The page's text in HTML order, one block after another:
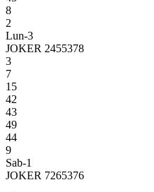
8
2
Lun-3
JOKER 2455378
3
7
15
42
43
49
44
9
Sab-1
JOKER 7265376